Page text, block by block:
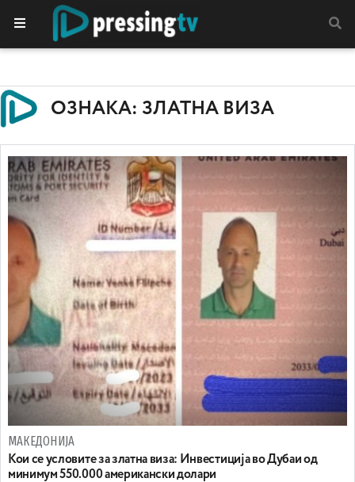
ОЗНАКА: ЗЛАТНА ВИЗА
МАКЕДОНИЈА
Кои се условите за златна виза: Инвестиција во Дубаи од
минимум 550.000 американски долари